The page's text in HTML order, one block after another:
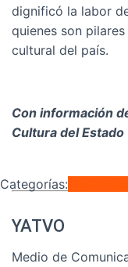
dignificó la labor
quienes son
cultural del país.
Con información
Cultura del Estado
Categorías:
YATVO
Medio de